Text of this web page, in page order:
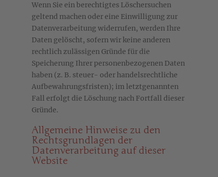
Wenn Sie ein berechtigtes Löschersuchen
geltend machen oder eine Einwilligung zur
Datenverarbeitung widerrufen, werden Ihre
Daten gelöscht, sofern wir keine anderen
rechtlich zulässigen Gründe für die
Speicherung Ihrer personenbezogenen Daten
haben (z. B. steuer- oder handelsrechtliche
Aufbewahrungsfristen); im letztgenannten
Fall erfolgt die Löschung nach Fortfall dieser
Gründe.
Allgemeine Hinweise zu den
Rechtsgrundlagen der
Datenverarbeitung auf dieser
Website